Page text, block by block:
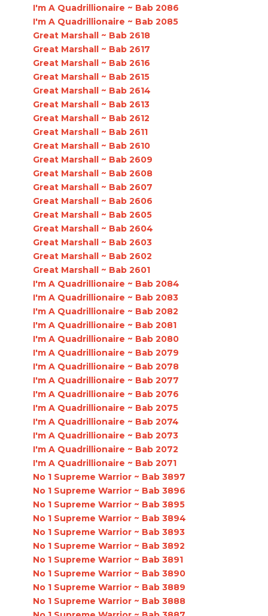
I'm A Quadrillionaire ~ Bab 2086
I'm A Quadrillionaire ~ Bab 2085
Great Marshall ~ Bab 2618
Great Marshall ~ Bab 2617
Great Marshall ~ Bab 2616
Great Marshall ~ Bab 2615
Great Marshall ~ Bab 2614
Great Marshall ~ Bab 2613
Great Marshall ~ Bab 2612
Great Marshall ~ Bab 2611
Great Marshall ~ Bab 2610
Great Marshall ~ Bab 2609
Great Marshall ~ Bab 2608
Great Marshall ~ Bab 2607
Great Marshall ~ Bab 2606
Great Marshall ~ Bab 2605
Great Marshall ~ Bab 2604
Great Marshall ~ Bab 2603
Great Marshall ~ Bab 2602
Great Marshall ~ Bab 2601
I'm A Quadrillionaire ~ Bab 2084
I'm A Quadrillionaire ~ Bab 2083
I'm A Quadrillionaire ~ Bab 2082
I'm A Quadrillionaire ~ Bab 2081
I'm A Quadrillionaire ~ Bab 2080
I'm A Quadrillionaire ~ Bab 2079
I'm A Quadrillionaire ~ Bab 2078
I'm A Quadrillionaire ~ Bab 2077
I'm A Quadrillionaire ~ Bab 2076
I'm A Quadrillionaire ~ Bab 2075
I'm A Quadrillionaire ~ Bab 2074
I'm A Quadrillionaire ~ Bab 2073
I'm A Quadrillionaire ~ Bab 2072
I'm A Quadrillionaire ~ Bab 2071
No 1 Supreme Warrior ~ Bab 3897
No 1 Supreme Warrior ~ Bab 3896
No 1 Supreme Warrior ~ Bab 3895
No 1 Supreme Warrior ~ Bab 3894
No 1 Supreme Warrior ~ Bab 3893
No 1 Supreme Warrior ~ Bab 3892
No 1 Supreme Warrior ~ Bab 3891
No 1 Supreme Warrior ~ Bab 3890
No 1 Supreme Warrior ~ Bab 3889
No 1 Supreme Warrior ~ Bab 3888